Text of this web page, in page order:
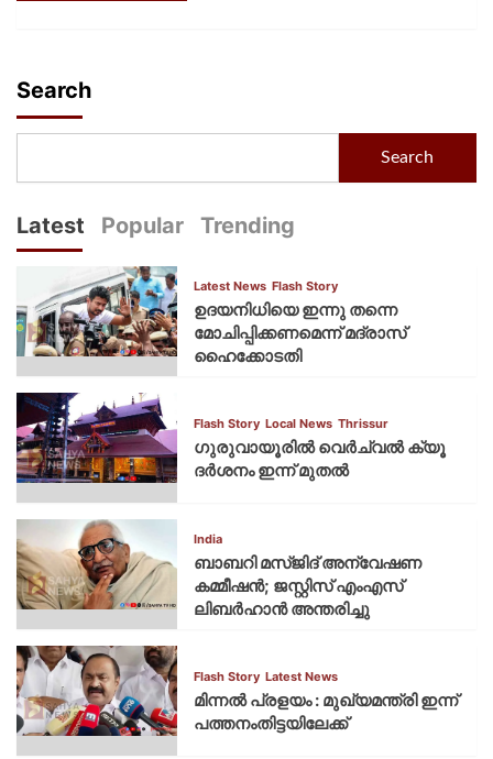
Search
Search
Latest Popular Trending
Latest News Flash Story
ഉദയനിധിയെ ഇന്നു തന്നെ
മോചിപ്പിക്കണമെന്ന് മദ്രാസ്
ഹൈക്കോടതി
Flash Story Local News Thrissur
ഗുരുവായൂരില്‍ വെര്‍ച്വല്‍ ക്യൂ
ദര്‍ശനം ഇന്ന് മുതല്‍
India
ബാബറി മസ്ജിദ് അന്വേഷണ
കമ്മീഷന്‍; ജസ്റ്റിസ് എംഎസ്
ലിബര്‍ഹാന്‍ അന്തരിച്ചു
Flash Story Latest News
മിന്നല്‍ പ്രളയം : മുഖ്യമന്ത്രി ഇന്ന്
പത്തനംതിട്ടയിലേക്ക്